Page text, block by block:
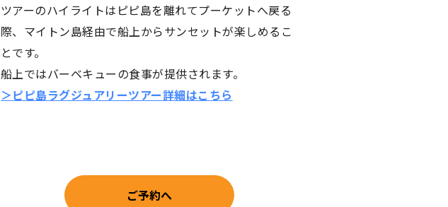
ツアーのハイライトはピピ島を離れてプーケットへ戻る
際、マイトン島経由で船上からサンセットが楽しめるこ
とです。
船上ではバーベキューの食事が提供されます。
＞ピピ島ラグジュアリーツアー詳細はこちら
ご予約へ